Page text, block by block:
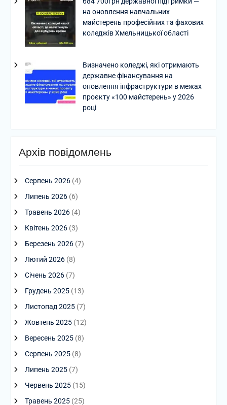
на оновлення навчальних
майстерень професійних та фахових
коледжів Хмельницької області
Визначено коледжі, які отримають
державне фінансування на
оновлення інфраструктури в межах
проєкту «100 майстерень» у 2026
році
Архів повідомлень
Серпень 2026(4)
Липень 2026(6)
Травень 2026(4)
Квітень 2026(3)
Березень 2026(7)
Лютий 2026(8)
Січень 2026(7)
Грудень 2025(13)
Листопад 2025(7)
Жовтень 2025(12)
Вересень 2025(8)
Серпень 2025(8)
Липень 2025(7)
Червень 2025(15)
Травень 2025(25)